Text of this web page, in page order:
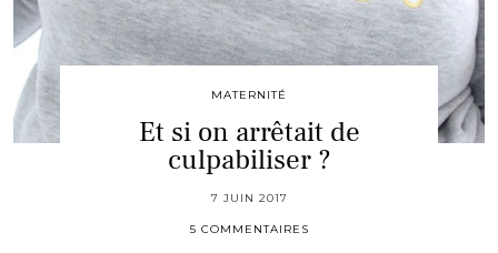
MATERNITÉ
Et si on arrêtait de
culpabiliser ?
7 JUIN 2017
5 COMMENTAIRES